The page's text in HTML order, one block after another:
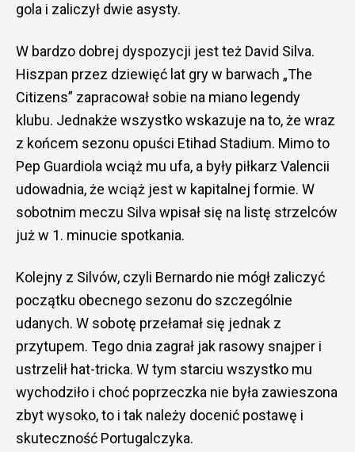
gola i zaliczył dwie asysty.
W bardzo dobrej dyspozycji jest też David Silva.
Hiszpan przez dziewięć lat gry w barwach „The
Citizens” zapracował sobie na miano legendy
klubu. Jednakże wszystko wskazuje na to, że wraz
z końcem sezonu opuści Etihad Stadium. Mimo to
Pep Guardiola wciąż mu ufa, a były piłkarz Valencii
udowadnia, że wciąż jest w kapitalnej formie. W
sobotnim meczu Silva wpisał się na listę strzelców
już w 1. minucie spotkania.
Kolejny z Silvów, czyli Bernardo nie mógł zaliczyć
początku obecnego sezonu do szczególnie
udanych. W sobotę przełamał się jednak z
przytupem. Tego dnia zagrał jak rasowy snajper i
ustrzelił hat-tricka. W tym starciu wszystko mu
wychodziło i choć poprzeczka nie była zawieszona
zbyt wysoko, to i tak należy docenić postawę i
skuteczność Portugalczyka.